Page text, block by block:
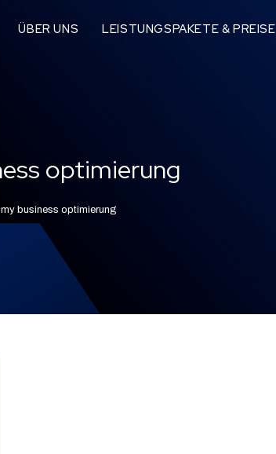
ÜBER UNS LEISTUNGSPAKETE & PREISE
optimierung
business optimierung